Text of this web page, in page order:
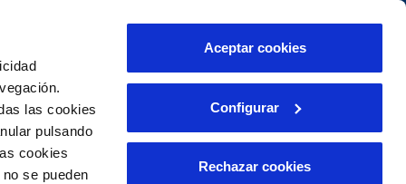
las cookies
pulsando
cookies
se pueden
Aceptar cookies
Configurar
Rechazar cookies
INCIDENCIAS
Comunica anomalías o posibles
PORTAL DE TRANSPARENCIA
Área de clientes